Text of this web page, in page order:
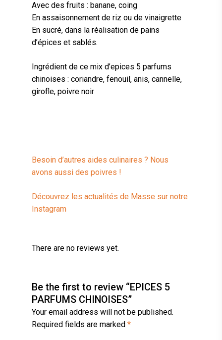
Avec des fruits : banane, coing
En assaisonnement de riz ou de vinaigrette
En sucré, dans la réalisation de pains
d’épices et sablés.
Ingrédient de ce mix d’epices 5 parfums
chinoises : coriandre, fenouil, anis, cannelle,
girofle, poivre noir
Besoin d’autres aides culinaires ? Nous
avons aussi des poivres !
Découvrez les actualités de Masse sur notre
Instagram
There are no reviews yet.
Be the first to review “EPICES 5
PARFUMS CHINOISES”
Your email address will not be published.
Required fields are marked *